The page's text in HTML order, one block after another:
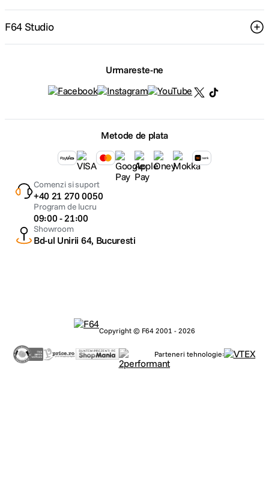
F64 Studio
Urmareste-ne
Metode de plata
Comenzi si suport
+40 21 270 0050
Program de lucru
09:00 - 21:00
Showroom
Bd-ul Unirii 64, Bucuresti
Copyright © F64 2001 - 2026
Parteneri tehnologie: